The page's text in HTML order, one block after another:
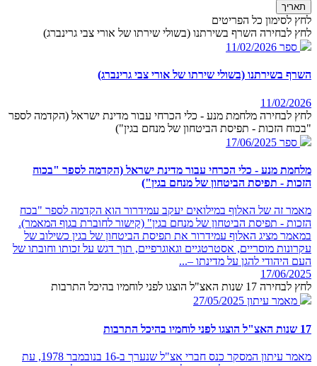
תאריך
לחץ לסימון כל הפריטים
לחץ לבחירה השרף בשירתנו (בשולי שירתו של אורי צבי גרינברג)
ספר 11/02/2026
השרף בשירתנו (בשולי שירתו של אורי צבי גרינברג)
11/02/2026
לחץ לבחירה מלחמת מנע - כלי הכרחי עבור מדינת ישראל (הקדמה לספר
"בכוח הזכות - תפיסת הביטחון של מנחם בגין")
ספר 17/06/2025
מלחמת מנע - כלי הכרחי עבור מדינת ישראל (הקדמה לספר "בכוח
הזכות - תפיסת הביטחון של מנחם בגין")
מאמר זה של האלוף במילואים יעקב עמידרור הוא הקדמה לספר "בכח
הזכות - תפיסת הביטחון של מנחם בגין" (קישור לחוברת בגוף המאמר).
במאמר מציג האלוף עמידרור את תפיסת הביטחון של בגין כשילוב של
עקרונות מוסריים, אסטרטגיים וגאוגרפיים, תוך דגש על זכותו וחובתו של
העם היהודי להגן על מדינתו –...
17/06/2025
לחץ לבחירה 17 שנות האצ"ל הוצגו לפני לוחמיו בהיכל התרבות
מאמר עיתון 27/05/2025
17 שנות האצ"ל הוצגו לפני לוחמיו בהיכל התרבות
מאמר עיתון המסקר כנס חברי אצ"ל שנערך ב-16 בנובמבר 1978, עת